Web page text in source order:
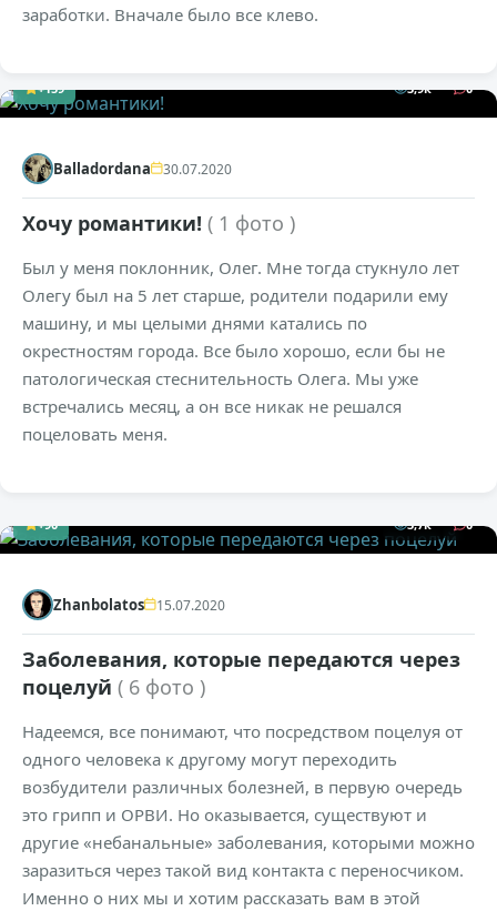
заработки. Вначале было все клево.
+159 3,9к 0
Balladordana 30.07.2020
Хочу романтики! ( 1 фото )
Был у меня поклонник, Олег. Мне тогда стукнуло лет
Олегу был на 5 лет старше, родители подарили ему
машину, и мы целыми днями катались по
окрестностям города. Все было хорошо, если бы не
патологическая стеснительность Олега. Мы уже
встречались месяц, а он все никак не решался
поцеловать меня.
+90 3,7к 0
Zhanbolatos 15.07.2020
Заболевания, которые передаются через
поцелуй ( 6 фото )
Надеемся, все понимают, что посредством поцелуя от
одного человека к другому могут переходить
возбудители различных болезней, в первую очередь
это грипп и ОРВИ. Но оказывается, существуют и
другие «небанальные» заболевания, которыми можно
заразиться через такой вид контакта с переносчиком.
Именно о них мы и хотим рассказать вам в этой